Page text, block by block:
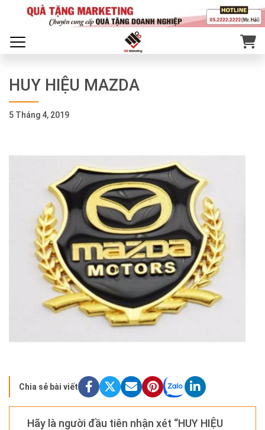
HUY HIỆU MAZDA
5 Tháng 4, 2019
Chia sẻ bài viết
Hãy là người đầu tiên nhận xét “HUY HIỆU